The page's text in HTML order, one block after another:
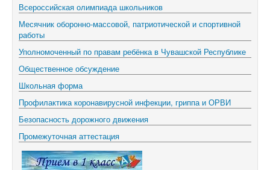
Всероссийская олимпиада школьников
Месячник оборонно-массовой, патриотической и спортивной
работы
Уполномоченный по правам ребёнка в Чувашской Республике
Общественное обсуждение
Школьная форма
Профилактика коронавирусной инфекции, гриппа и ОРВИ
Безопасность дорожного движения
Промежуточная аттестация